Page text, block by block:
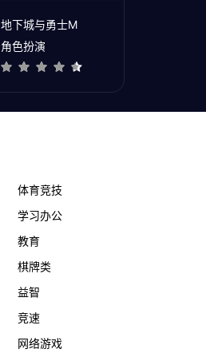
地下城与勇士M
角色扮演
体育竞技
学习办公
教育
棋牌类
益智
竞速
网络游戏